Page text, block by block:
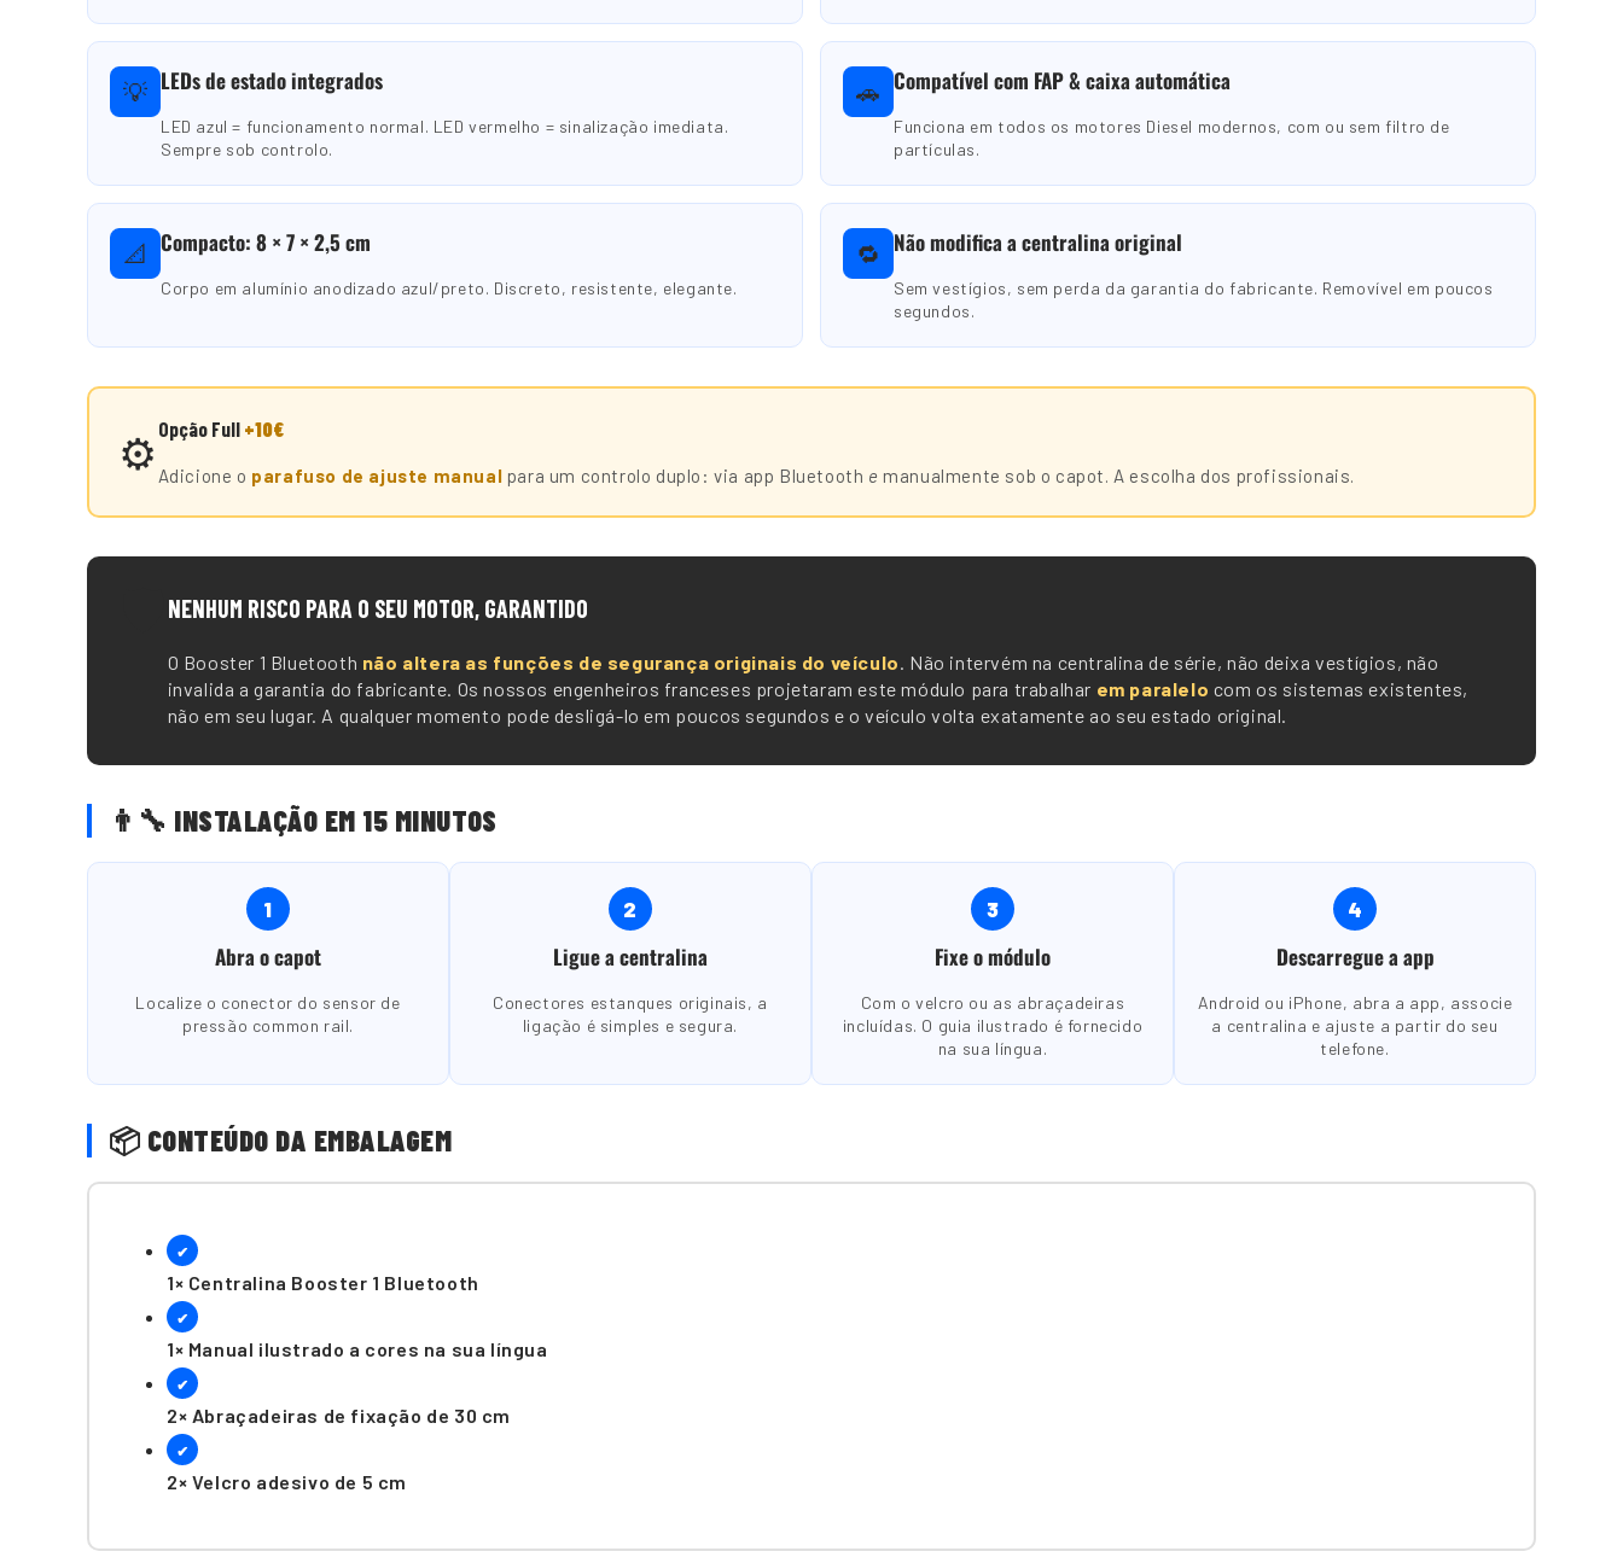
💡 LEDs de estado integrados
LED azul = funcionamento normal. LED vermelho = sinalização imediata.
Sempre sob controlo.
🚗 Compatível com FAP & caixa automática
Funciona em todos os motores Diesel modernos, com ou sem filtro de
partículas.
📐 Compacto: 8 × 7 × 2,5 cm
Corpo em alumínio anodizado azul/preto. Discreto, resistente, elegante.
🔁 Não modifica a centralina original
Sem vestígios, sem perda da garantia do fabricante. Removível em poucos
segundos.
⚙️ Opção Full +10€
Adicione o parafuso de ajuste manual para um controlo duplo: via app Bluetooth e manualmente sob o capot. A escolha dos profissionais.
NENHUM RISCO PARA O SEU MOTOR, GARANTIDO
O Booster 1 Bluetooth não altera as funções de segurança originais do veículo. Não intervém na centralina de série, não deixa vestígios, não
invalida a garantia do fabricante. Os nossos engenheiros franceses projetaram este módulo para trabalhar em paralelo com os sistemas existentes,
não em seu lugar. A qualquer momento pode desligá-lo em poucos segundos e o veículo volta exatamente ao seu estado original.
👨🔧 INSTALAÇÃO EM 15 MINUTOS
1
Abra o capot
Localize o conector do sensor de
pressão common rail.
2
Ligue a centralina
Conectores estanques originais, a
ligação é simples e segura.
3
Fixe o módulo
Com o velcro ou as abraçadeiras
incluídas. O guia ilustrado é fornecido
na sua língua.
4
Descarregue a app
Android ou iPhone, abra a app, associe
a centralina e ajuste a partir do seu
telefone.
📦 CONTEÚDO DA EMBALAGEM
✔
1× Centralina Booster 1 Bluetooth
✔
1× Manual ilustrado a cores na sua língua
✔
2× Abraçadeiras de fixação de 30 cm
✔
2× Velcro adesivo de 5 cm